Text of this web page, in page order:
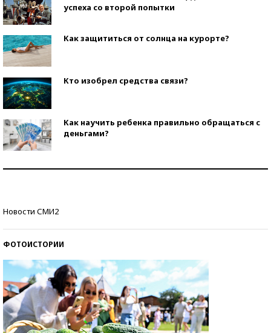
успеха со второй попытки
Как защититься от солнца на курорте?
Кто изобрел средства связи?
Как научить ребенка правильно обращаться с
деньгами?
Новости СМИ2
ФОТОИСТОРИИ